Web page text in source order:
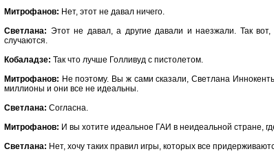
Митрофанов: Нет, этот не давал ничего.
Светлана: Этот не давал, а другие давали и наезжали. Так
случаются.
Кобаладзе: Так что лучше Голливуд с пистолетом.
Митрофанов: Не поэтому. Вы ж сами сказали, Светлана
миллионы и они все не идеальны.
Светлана: Согласна.
Митрофанов: И вы хотите идеальное ГАИ в неидеальной стране,
Светлана: Нет, хочу таких правил игры, которых все